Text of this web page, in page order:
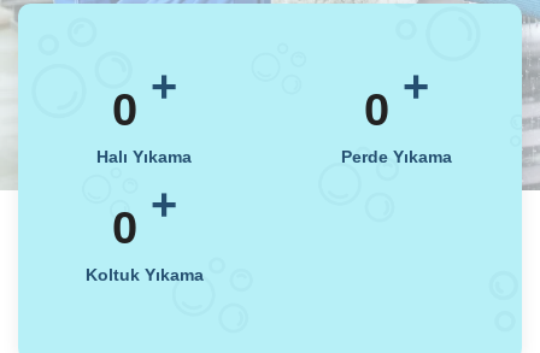
0 +
Halı Yıkama
0 +
Perde Yıkama
0 +
Koltuk Yıkama